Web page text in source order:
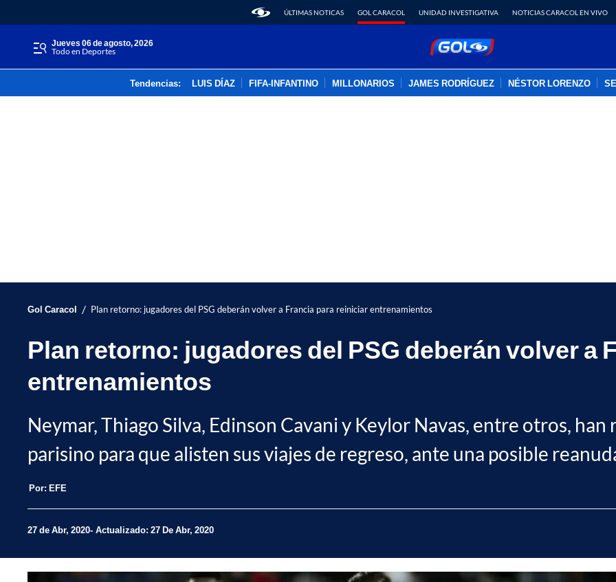
ÚLTIMAS NOTICAS GOL CARACOL UNIDAD INVESTIGATIVA NOTICIAS CARACOL EN VIVO
jueves 06 de agosto, 2026
Todo en Deportes
Tendencias: LUIS DÍAZ FIFA-INFANTINO MILLONARIOS JAMES RODRÍGUEZ NÉSTOR LORENZO
Gol Caracol / Plan retorno: jugadores del PSG deberán volver a Francia para reiniciar entrenamientos
Plan retorno: jugadores del PSG deberán volver a
entrenamientos
Neymar, Thiago Silva, Edinson Cavani y Keylor Navas, entre otros,
parisino para que alisten sus viajes de regreso, ante una posible
Por: EFE
27 de Abr, 2020 Actualizado: 27 De Abr, 2020